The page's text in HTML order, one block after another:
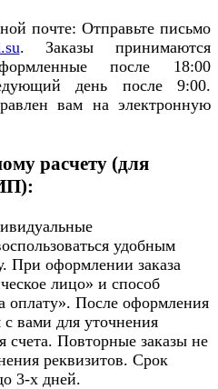
почте: Отправьте письмо
. Заказы принимаются
после 18:00
день после 9:00.
вам на электронную
расчету (для
удобным
При оформлении заказа
лицо» и способ
оплату». После оформления
с вами для уточнения
счета. Повторные заказы не
реквизитов. Срок
3-х дней.